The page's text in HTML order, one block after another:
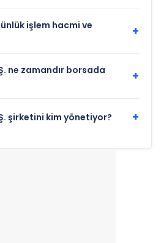
işlem hacmi ve
+
ne zamandır borsada
+
şirketini kim yönetiyor? +